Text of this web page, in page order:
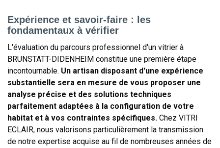
Expérience et savoir-faire : les
fondamentaux à vérifier
L'évaluation du parcours professionnel d'un vitrier à
BRUNSTATT-DIDENHEIM constitue une première étape
incontournable. Un artisan disposant d'une expérience
substantielle sera en mesure de vous proposer une
analyse précise et des solutions techniques
parfaitement adaptées à la configuration de votre
habitat et à vos contraintes spécifiques. Chez VITRI
ECLAIR, nous valorisons particulièrement la transmission
de notre expertise acquise au fil de nombreuses années de